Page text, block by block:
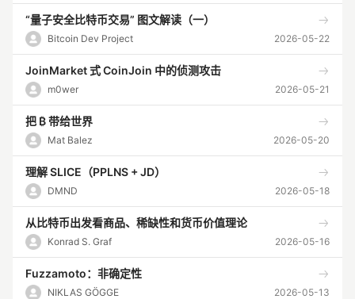
“量子安全比特币交易” 图文解读（一）
Bitcoin Dev Project 2026-05-22
JoinMarket 式 CoinJoin 中的侦测攻击
m0wer 2026-05-21
把 ₿ 带给世界
Mat Balez 2026-05-20
理解 SLICE（PPLNS + JD）
DMND 2026-05-18
从比特币出发看商品、稀缺性和货币价值理论
Konrad S. Graf 2026-05-16
Fuzzamoto：非确定性
NIKLAS GÖGGE 2026-05-13